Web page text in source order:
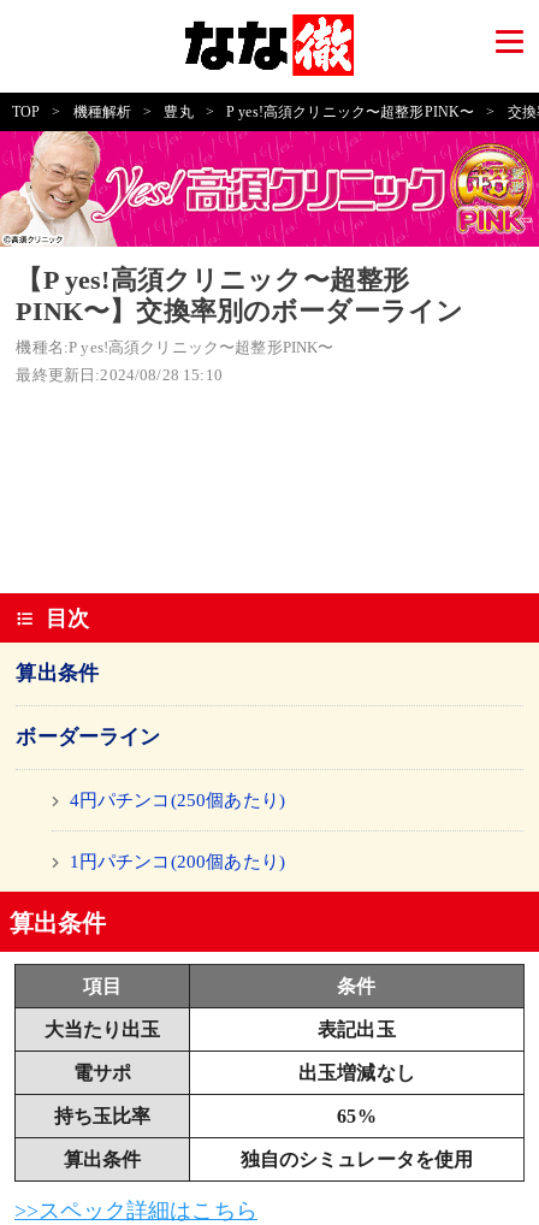
TOP > 機種解析 > 豊丸 > P yes!高須クリニック〜超整形PINK〜 > 交
【P yes!高須クリニック〜超整形
PINK〜】交換率別のボーダーライン
機種名:P yes!高須クリニック〜超整形PINK〜
最終更新日:2024/08/28 15:10
目次
算出条件
ボーダーライン
4円パチンコ(250個あたり)
1円パチンコ(200個あたり)
算出条件
項目 条件
大当たり出玉 表記出玉
電サポ 出玉増減なし
持ち玉比率 65%
算出条件 独自のシミュレータを使用
>>スペック詳細はこちら